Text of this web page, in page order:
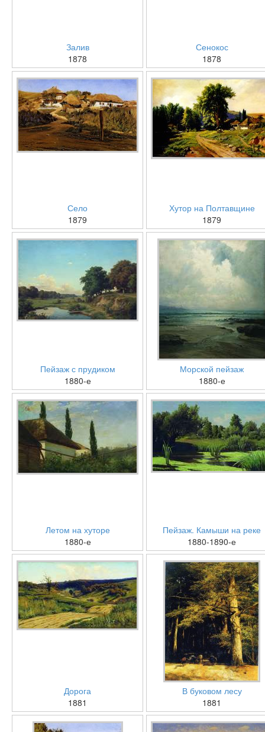
Залив
1878
Сенокос
1878
Село
1879
Хутор на Полтавщине
1879
Пейзаж с прудиком
1880-е
Морской пейзаж
1880-е
Летом на хуторе
1880-е
Пейзаж. Камыши на реке
1880-1890-е
Дорога
1881
В буковом лесу
1881